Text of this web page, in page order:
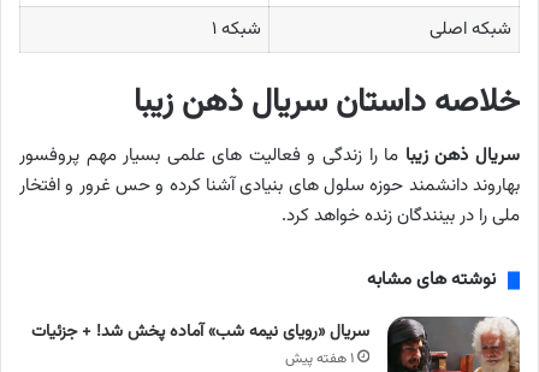
شبکه اصلی
شبکه ۱
خلاصه داستان سریال ذهن زیبا
سریال ذهن زیبا ما را زندگی و فعالیت های علمی بسیار مهم پروفسور
بهاروند دانشمند حوزه سلول‌ های بنیادی آشنا کرده و حس غرور و افتخار
ملی را در بینندگان زنده خواهد کرد.
نوشته های مشابه
سریال «رویای نیمه شب» آماده پخش شد! + جزئیات
۱ هفته پیش